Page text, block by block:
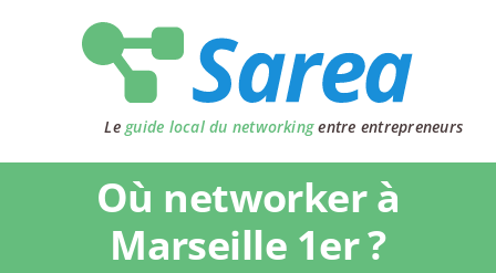
Le guide local du networkingentre entrepreneurs
Où networker à
Marseille 1er ?